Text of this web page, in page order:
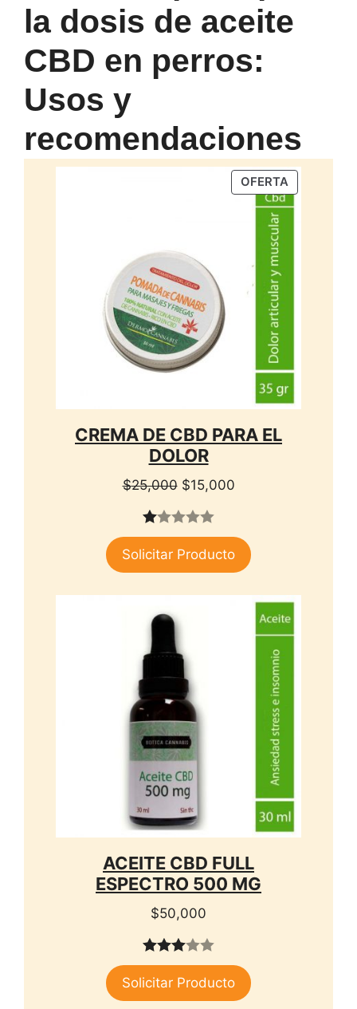
la dosis de aceite
CBD en perros:
Usos y
recomendaciones
OFERTAPRODUCTO
EN
CREMA DE CBD PARA EL
DOLOR
$25,000 El
original
$25,000.
$15,000El
es:
$15,000.
1.
00
Solicitar Producto
ACEITE CBD FULL
ESPECTRO 500 MG
$50,000
3.00
de 5
Solicitar Producto